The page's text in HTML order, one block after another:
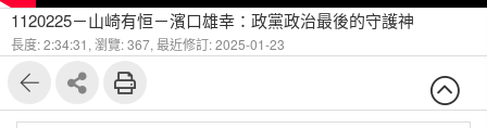
1120225－山崎有恒－濱口雄幸：政黨政治最後的守護神
長度: 2:34:31, 瀏覽: 367, 最近修訂: 2025-01-23